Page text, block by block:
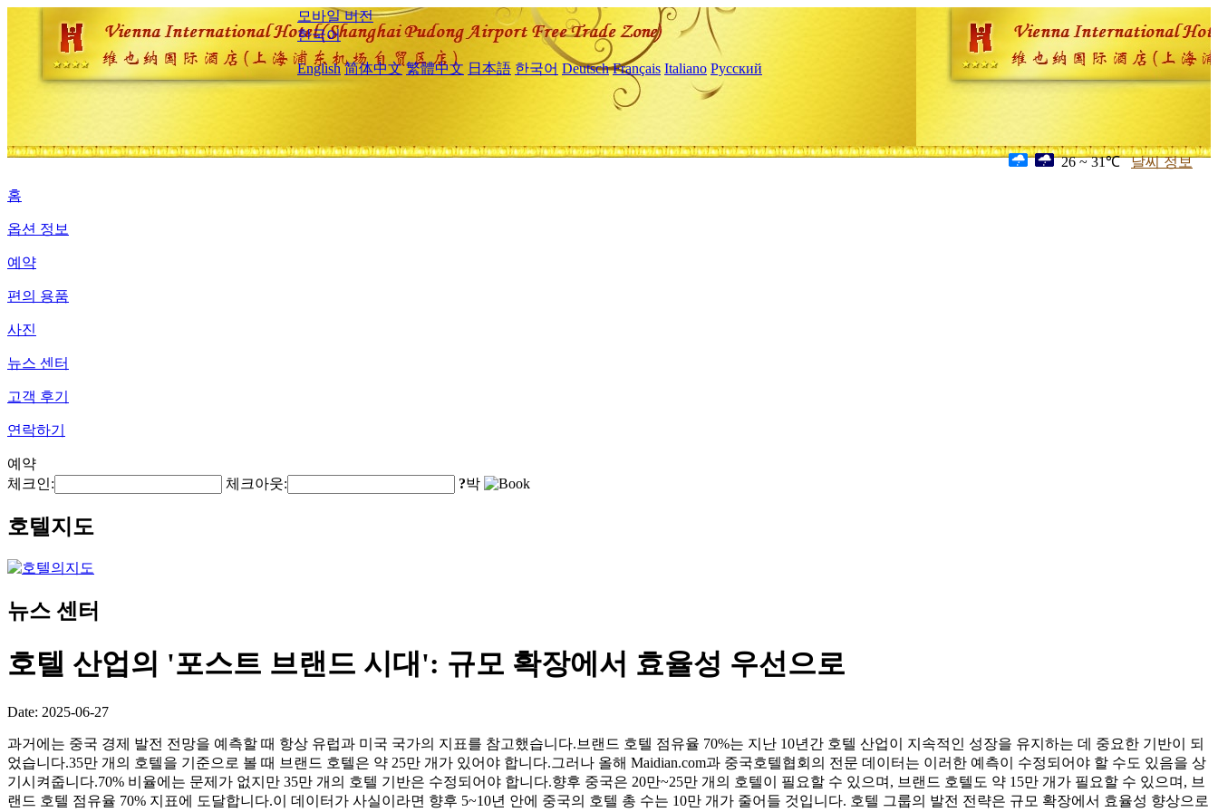
모바일 버전
한국어
English 简体中文 繁體中文 日本語 한국어 Deutsch Français Italiano Русский
26 ~ 31℃ 날씨 정보
홈
옵션 정보
예약
편의 용품
사진
뉴스 센터
고객 후기
연락하기
예약
체크인:
체크아웃: ?박
호텔지도
뉴스 센터
호텔 산업의 '포스트 브랜드 시대': 규모 확장에서 효율성 우선으로
Date: 2025-06-27
과거에는 중국 경제 발전 전망을 예측할 때 항상 유럽과 미국 국가의 지표를 참고했습니다.브랜드 호텔 점유율 70%는 지난 10년간 호텔 산업이 지속적인 성장을 유지하는 데 중요한 기반이 되
었습니다.35만 개의 호텔을 기준으로 볼 때 브랜드 호텔은 약 25만 개가 있어야 합니다.그러나 올해 Maidian.com과 중국호텔협회의 전문 데이터는 이러한 예측이 수정되어야 할 수도 있음을 상
기시켜줍니다.70% 비율에는 문제가 없지만 35만 개의 호텔 기반은 수정되어야 합니다.향후 중국은 20만~25만 개의 호텔이 필요할 수 있으며, 브랜드 호텔도 약 15만 개가 필요할 수 있으며, 브
랜드 호텔 점유율 70% 지표에 도달합니다.이 데이터가 사실이라면 향후 5~10년 안에 중국의 호텔 총 수는 10만 개가 줄어들 것입니다. 호텔 그룹의 발전 전략은 규모 확장에서 효율성 향상으로